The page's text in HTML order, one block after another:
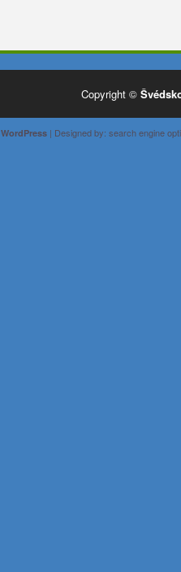
Copyright ©
WordPress| Designed by: search engine